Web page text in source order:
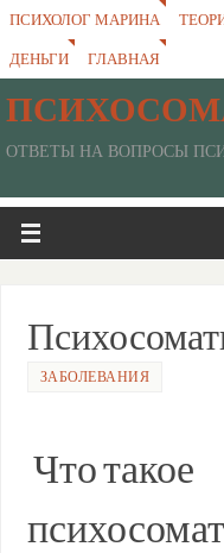
ПСИХОЛОГ МАРИНА
ДЕНЬГИ
ГЛАВНАЯ
ОТВЕТЫ НА ВОПРОСЫ
ЗАБОЛЕВАНИЯ
Что такое